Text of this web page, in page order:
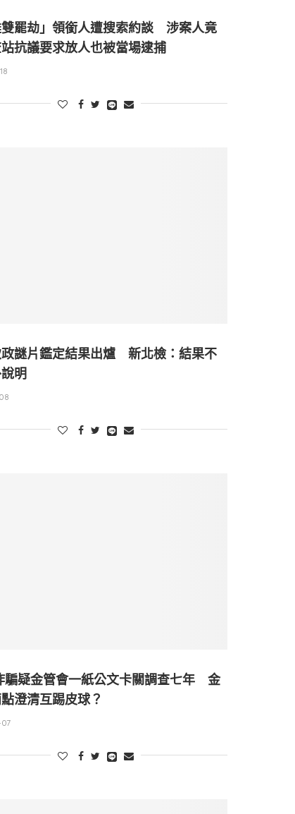
雙罷劫」領銜人遭搜索約談 涉案人竟
抗議要求放人也被當場逮捕
謎片鑑定結果出爐 新北檢：結果不
明
騙疑金管會一紙公文卡關調查七年 金
澄清互踢皮球？